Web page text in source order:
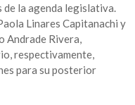
de la agenda legislativa.
Linares Capitanachi y
Andrade Rivera,
respectivamente,
para su posterior